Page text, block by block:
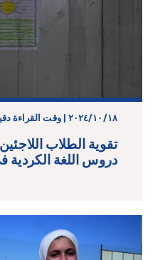
١٨‏/١٠‏/٢٠٢٤ | وقت القراءة دقيقتين
تقوية الطلاب
دروس اللغة